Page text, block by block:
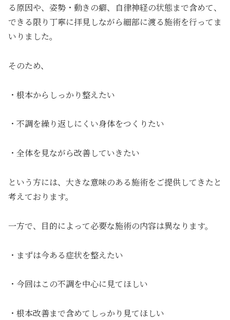
る原因や、姿勢・動きの癖、自律神経の状態まで含めて、
できる限り丁寧に拝見しながら細部に渡る施術を行ってま
いりました。
そのため、
・根本からしっかり整えたい
・不調を繰り返しにくい身体をつくりたい
・全体を見ながら改善していきたい
という方には、大きな意味のある施術をご提供してきたと
考えております。
一方で、目的によって必要な施術の内容は異なります。
・まずは今ある症状を整えたい
・今回はこの不調を中心に見てほしい
・根本改善まで含めてしっかり見てほしい